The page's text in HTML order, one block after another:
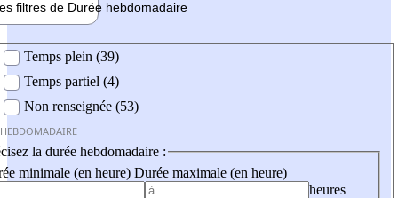
filtres de Durée hebdomadaire
Temps plein (39)
Temps partiel (4)
Non renseignée (53)
la durée hebdomadaire :
minimale (en heure) Durée maximale (en heure)
heures